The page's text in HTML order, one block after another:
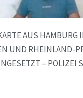
AUS HAMBURG
UND RHEINLAND-
– POLIZEI